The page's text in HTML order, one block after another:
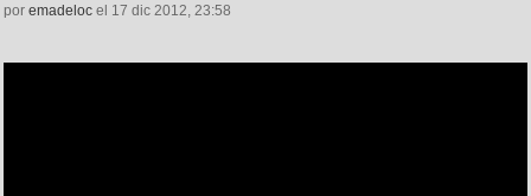
por emadeloc el 17 dic 2012, 23:58